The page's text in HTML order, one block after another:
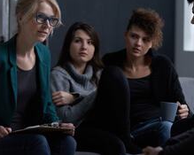
wynagrodzenie
dla tego zawodu, lecz
zawodów z grupy,
według Głównego
Struktura wynagrodzeń